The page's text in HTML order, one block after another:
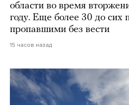
области во время
году. Еще более 30 до сих
пропавшими без вести
15 часов назад